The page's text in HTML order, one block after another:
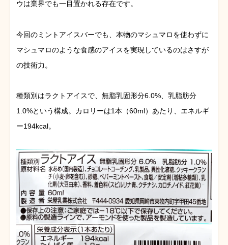
ウは業界でも一目置かれる存在です。
今回のミントアイスバーでも、本物のマシュマロを使わずに
マシュマロのような食感のアイスを実現しているのはさすが
の技術力。
種類別はラクトアイスで、無脂乳固形分6.0%、乳脂肪分
1.0%という構成。カロリーは1本（60ml）あたり、エネルギ
ー194kcal。